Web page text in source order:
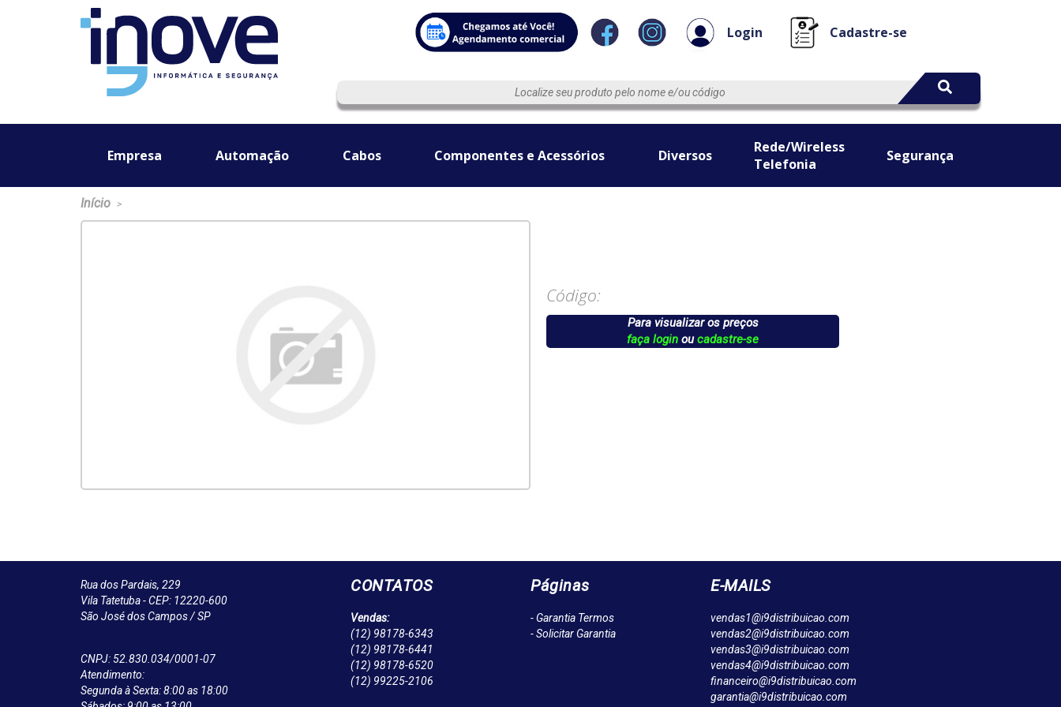
Login Cadastre-se
Empresa Automação Cabos Componentes e Acessórios Diversos
Rede/Wireless
Telefonia
Segurança
Início >
Código:
Para visualizar os preços
faça login oucadastre-se
Rua dos Pardais, 229
Vila Tatetuba - CEP: 12220-600
São José dos Campos / SP
CNPJ: 52.830.034/0001-07
Atendimento:
Segunda à Sexta: 8:00 as 18:00
CONTATOS
Vendas:
(12) 98178-6343
(12) 98178-6441
(12) 98178-6520
(12) 99225-2106
Páginas
- Garantia Termos
- Solicitar Garantia
E-MAILS
vendas1@i9distribuicao.com
vendas2@i9distribuicao.com
vendas3@i9distribuicao.com
vendas4@i9distribuicao.com
financeiro@i9distribuicao.com
garantia@i9distribuicao.com